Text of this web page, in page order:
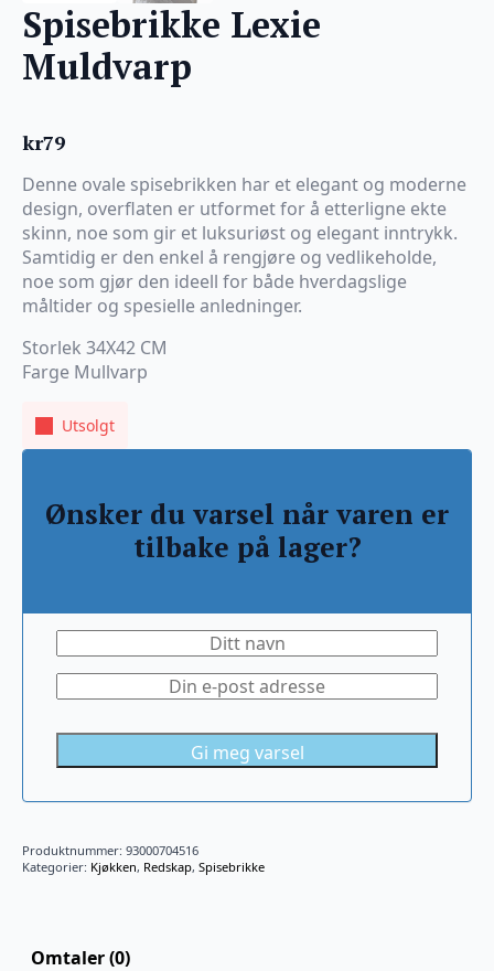
Spisebrikke Lexie
Muldvarp
kr79
Denne ovale spisebrikken har et elegant og moderne
design, overflaten er utformet for å etterligne ekte
skinn, noe som gir et luksuriøst og elegant inntrykk.
Samtidig er den enkel å rengjøre og vedlikeholde,
noe som gjør den ideell for både hverdagslige
måltider og spesielle anledninger.
Storlek 34X42 CM
Farge Mullvarp
Utsolgt
Ønsker du varsel når varen er
tilbake på lager?
Gi meg varsel
Produktnummer: 93000704516
Kategorier: Kjøkken, Redskap, Spisebrikke
Omtaler (0)